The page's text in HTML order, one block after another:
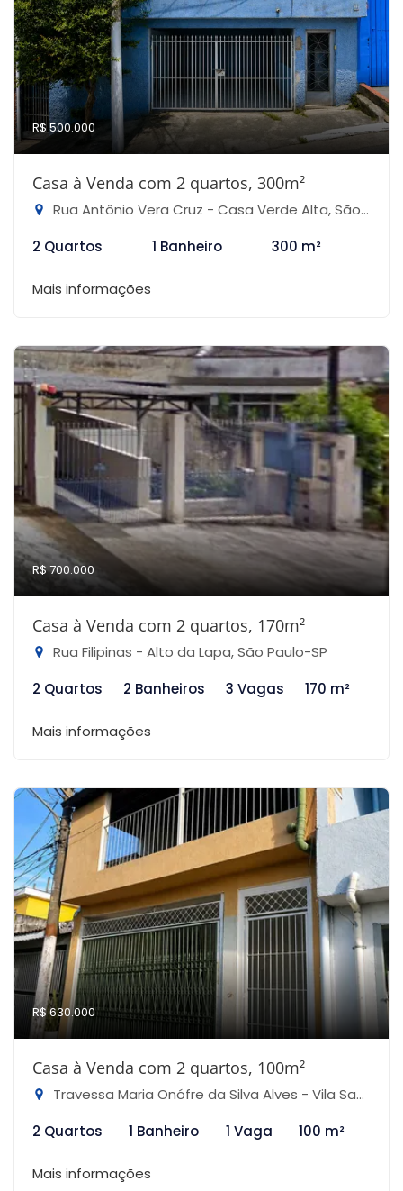
R$ 500.000
Casa à Venda com 2 quartos, 300m²
Rua Antônio Vera Cruz - Casa Verde Alta, São Paulo-SP
2 Quartos
1 Banheiro 300 m²
Mais informações
R$ 700.000
Casa à Venda com 2 quartos, 170m²
Rua Filipinas - Alto da Lapa, São Paulo-SP
2 Quartos
2 Banheiros 3 Vagas 170 m²
Mais informações
R$ 630.000
Casa à Venda com 2 quartos, 100m²
Travessa Maria Onófre da Silva Alves - Vila Santa Maria, São Paulo-SP
2 Quartos
1 Banheiro 1 Vaga 100 m²
Mais informações